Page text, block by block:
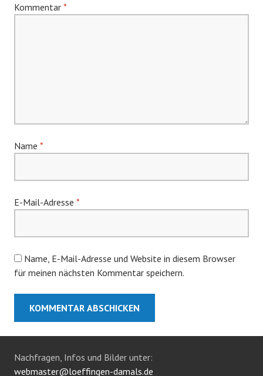
Kommentar *
Name *
E-Mail-Adresse *
Name, E-Mail-Adresse und Website in diesem Browser
für meinen nächsten Kommentar speichern.
Nachfragen, Infos und Bilder unter:
webmaster@loeffingen-damals.de